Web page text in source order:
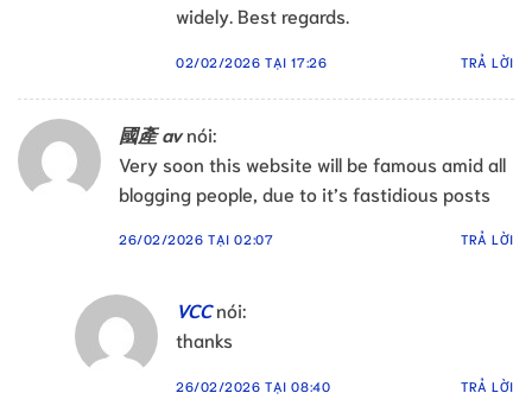
widely. Best regards.
02/02/2026 TẠI 17:26 TRẢ LỜI
國產 av nói:
Very soon this website will be famous amid all
blogging people, due to it’s fastidious posts
26/02/2026 TẠI 02:07 TRẢ LỜI
VCC nói:
thanks
26/02/2026 TẠI 08:40 TRẢ LỜI